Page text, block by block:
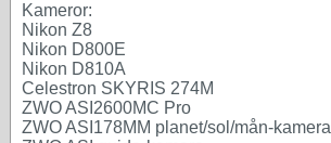
Kameror:
Nikon Z8
Nikon D800E
Nikon D810A
Celestron SKYRIS 274M
ZWO ASI2600MC Pro
ZWO ASI178MM planet/sol/mån-kamera